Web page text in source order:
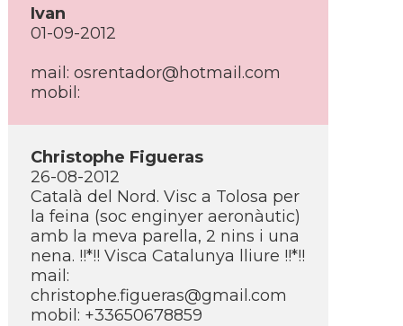
Ivan
01-09-2012
mail: osrentador@hotmail.com
mobil:
Christophe Figueras
26-08-2012
Català del Nord. Visc a Tolosa per
la feina (soc enginyer aeronàutic)
amb la meva parella, 2 nins i una
nena. !!*!! Visca Catalunya lliure !!*!!
mail:
christophe.figueras@gmail.com
mobil: +33650678859